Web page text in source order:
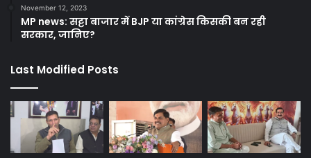
November 12, 2023
MP news: सट्टा बाजार में BJP या कांग्रेस किसकी बन रही
सरकार, जानिए?
Last Modified Posts